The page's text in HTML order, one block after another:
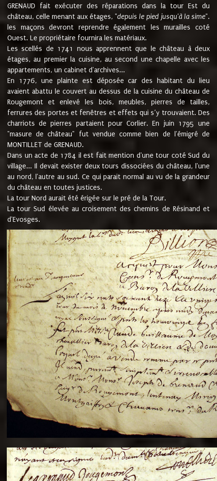
GRENAUD fait exécuter des réparations dans la tour Est du
château, celle menant aux étages, "depuis le pied jusqu'à la sime".
les maçons devront reprendre également les murailles coté
Ouest. Le propriétaire fournira les matériaux.
Les scellés de 1741 nous apprennent que le château à deux
étages, au premier la cuisine, au second une chapelle avec les
appartements, un cabinet d'archives...
En 1776, une plainte est déposée car des habitant du lieu
avaient abattu le couvert au dessus de la cuisine du château de
Rougemont et enlevé les bois, meubles, pierres de tailles,
ferrures des portes et fenêtres et effets qui s’y trouvaient. Des
charriots de pierres partaient pour Corlier. En juin 1795 une
"masure de château" fut vendue comme bien de l'émigré de
MONTILLET de GRENAUD.
Dans un acte de 1784 il est fait mention d'une tour coté Sud du
village... Il devait exister deux tours dissociées du château, l'une
au nord, l'autre au sud. Ce qui parait normal au vu de la grandeur
du château en toutes justices.
La tour Nord aurait été érigée sur le pré de la Tour.
La tour Sud élevée au croisement des chemins de Résinand et
d'Evosges.